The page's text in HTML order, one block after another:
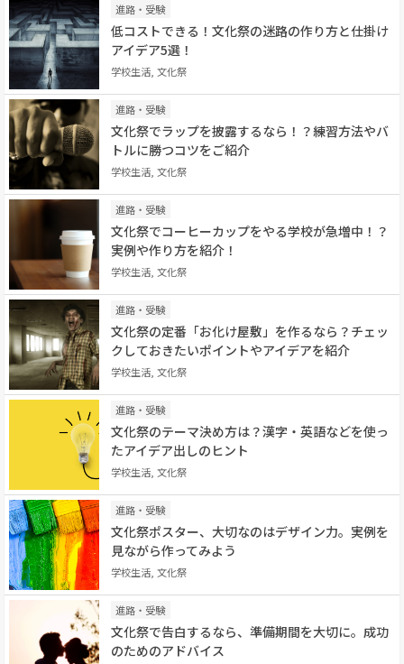
進路・受験
低コストできる！文化祭の迷路の作り方と仕掛け
アイデア5選！
学校生活, 文化祭
進路・受験
文化祭でラップを披露するなら！？練習方法やバ
トルに勝つコツをご紹介
学校生活, 文化祭
進路・受験
文化祭でコーヒーカップをやる学校が急増中！？
実例や作り方を紹介！
学校生活, 文化祭
進路・受験
文化祭の定番「お化け屋敷」を作るなら？チェッ
クしておきたいポイントやアイデアを紹介
学校生活, 文化祭
進路・受験
文化祭のテーマ決め方は？漢字・英語などを使っ
たアイデア出しのヒント
学校生活, 文化祭
進路・受験
文化祭ポスター、大切なのはデザイン力。実例を
見ながら作ってみよう
学校生活, 文化祭
進路・受験
文化祭で告白するなら、準備期間を大切に。成功
のためのアドバイス